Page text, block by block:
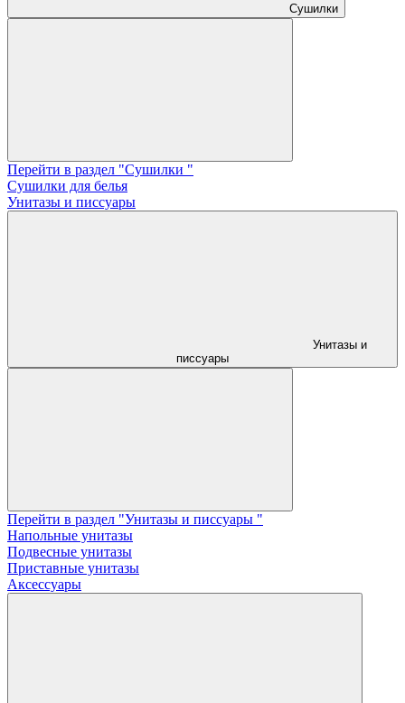
Сушилки
Перейти в раздел "Сушилки "
Сушилки для белья
Унитазы и писсуары
Унитазы и
писсуары
Перейти в раздел "Унитазы и писсуары "
Напольные унитазы
Подвесные унитазы
Приставные унитазы
Аксессуары